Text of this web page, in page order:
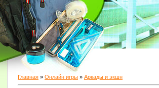
Главная » Онлайн игры » Аркады и экшн